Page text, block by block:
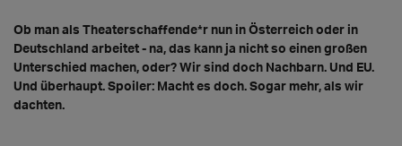
Ob man als Theaterschaffende*r nun in Österreich oder in
Deutschland arbeitet - na, das kann ja nicht so einen großen
Unterschied machen, oder? Wir sind doch Nachbarn. Und EU.
Und überhaupt. Spoiler: Macht es doch. Sogar mehr, als wir
dachten.